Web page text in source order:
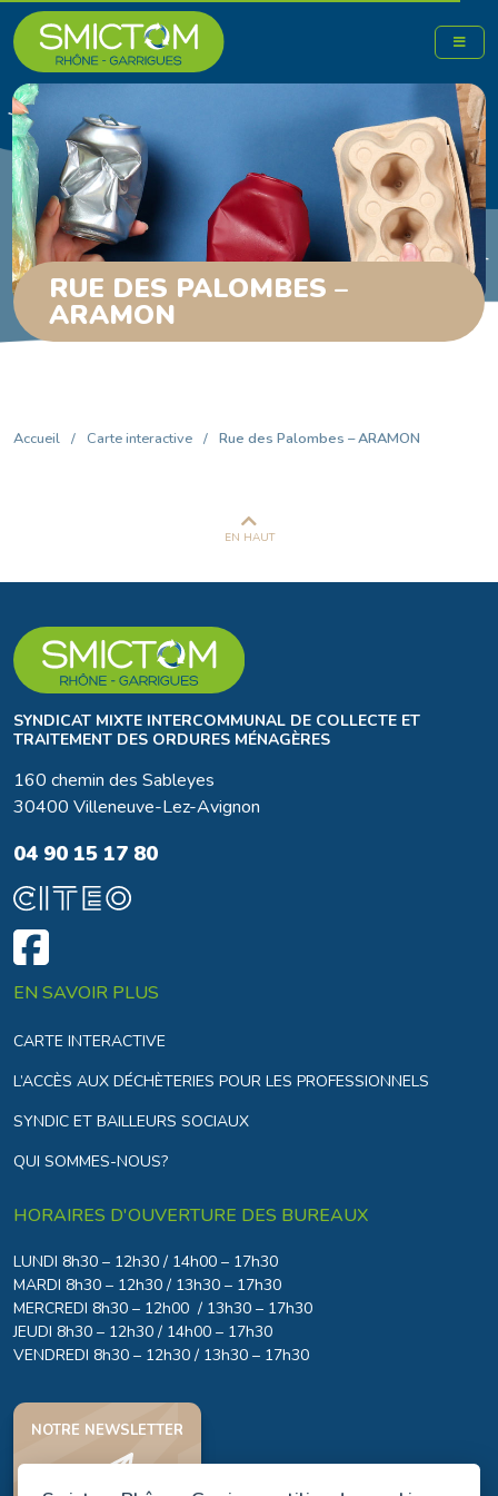
RUE DES PALOMBES –
ARAMON
Accueil / Carte interactive / Rue des Palombes – ARAMON
EN HAUT
SYNDICAT MIXTE INTERCOMMUNAL DE COLLECTE ET
TRAITEMENT DES ORDURES MÉNAGÈRES
160 chemin des Sableyes
30400 Villeneuve-Lez-Avignon
04 90 15 17 80
EN SAVOIR PLUS
CARTE INTERACTIVE
L’ACCÈS AUX DÉCHÈTERIES POUR LES PROFESSIONNELS
SYNDIC ET BAILLEURS SOCIAUX
QUI SOMMES-NOUS?
HORAIRES D'OUVERTURE DES BUREAUX
LUNDI 8h30 – 12h30 / 14h00 – 17h30
MARDI 8h30 – 12h30 / 13h30 – 17h30
MERCREDI 8h30 – 12h00 / 13h30 – 17h30
JEUDI 8h30 – 12h30 / 14h00 – 17h30
VENDREDI 8h30 – 12h30 / 13h30 – 17h30
NOTRE NEWSLETTER